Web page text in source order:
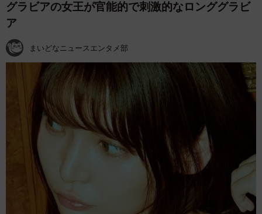
グラビアの女王が官能的で刺激的なロンググラビ
ア
まいどなニュースエンタメ部